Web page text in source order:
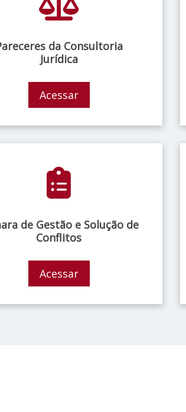
da Consultoria
Jurídica
Acessar
de Gestão e Solução de
Conflitos
Acessar